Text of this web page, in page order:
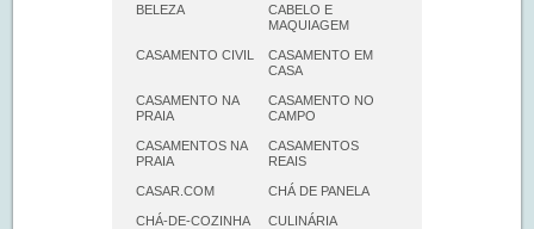
BELEZA
CABELO E
MAQUIAGEM
CASAMENTO CIVIL
CASAMENTO EM
CASA
CASAMENTO NA
PRAIA
CASAMENTO NO
CAMPO
CASAMENTOS NA
PRAIA
CASAMENTOS
REAIS
CASAR.COM CHÁ DE PANELA
CHÁ-DE-COZINHA CULINÁRIA